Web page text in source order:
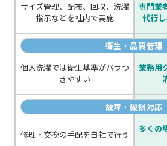
サイズ管理、配布、回収、洗濯
指示などを社内で実施
専門業
代行
衛生・品質管理
個人洗濯では衛生基準がバラつ
きやすい
業務用
故障・破損対応
修理・交換の手配を自社で行う 多くの